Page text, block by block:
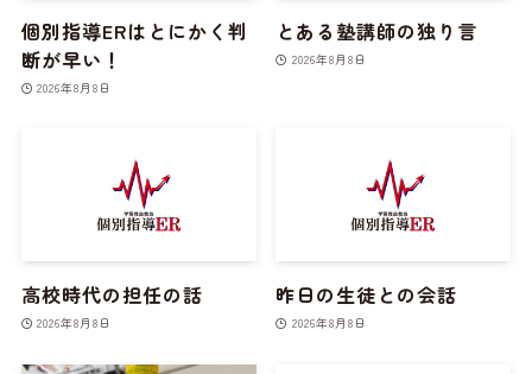
個別指導ERはとにかく判
断が早い！
2026年8月8日
とある塾講師の独り言
2026年8月8日
高校時代の担任の話
2026年8月8日
昨日の生徒との会話
2026年8月8日